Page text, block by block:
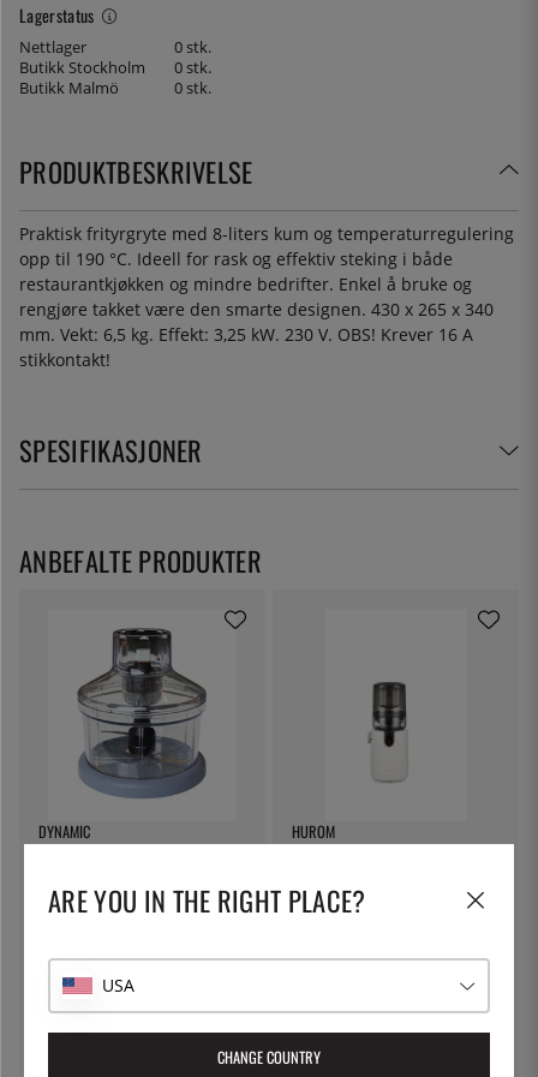
Lagerstatus
Nettlager
0 stk.
Butikk Stockholm
0 stk.
Butikk Malmö
0 stk.
PRODUKTBESKRIVELSE
Praktisk frityrgryte med 8-liters kum og temperaturregulering
opp til 190 °C. Ideell for rask og effektiv steking i både
restaurantkjøkken og mindre bedrifter. Enkel å bruke og
rengjøre takket være den smarte designen. 430 x 265 x 340
mm. Vekt: 6,5 kg. Effekt: 3,25 kW. 230 V. OBS! Krever 16 A
stikkontakt!
SPESIFIKASJONER
DYNAMIC
4 395 kr
HUROM
4 995 kr
ANBEFALTE PRODUKTER
ARE YOU IN THE RIGHT PLACE?
USA
CHANGE COUNTRY